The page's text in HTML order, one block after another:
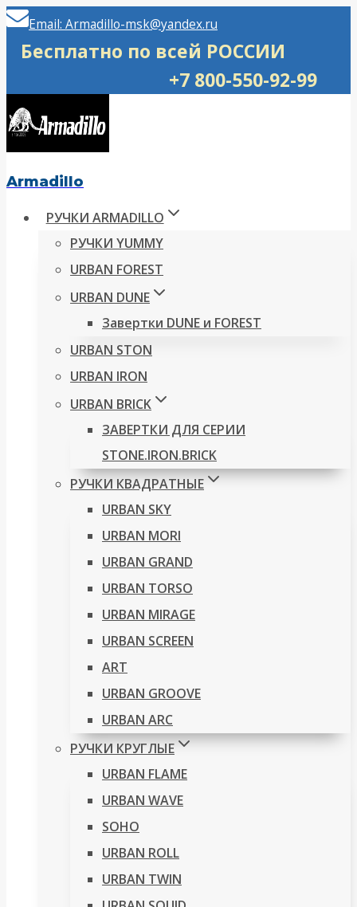
Перейти
Email: Armadillo-msk@yandex.ru
Бесплатно по всей РОССИИ
+7 800-550-92-99
Armadillo
РУЧКИ ARMADILLO
РУЧКИ YUMMY
URBAN FOREST
URBAN DUNE
Завертки DUNE и FOREST
URBAN STON
URBAN IRON
URBAN BRICK
ЗАВЕРТКИ ДЛЯ СЕРИИ
STONE.IRON.BRICK
РУЧКИ КВАДРАТНЫЕ
URBAN SKY
URBAN MORI
URBAN GRAND
URBAN TORSO
URBAN MIRAGE
URBAN SCREEN
ART
URBAN GROOVE
URBAN ARC
РУЧКИ КРУГЛЫЕ
URBAN FLAME
URBAN WAVE
SOHO
URBAN ROLL
URBAN TWIN